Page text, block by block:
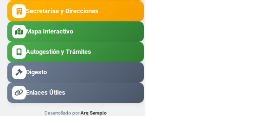
Secretarías y Direcciones
Mapa Interactivo
Autogestión y Trámites
Digesto
Enlaces Útiles
Desarrollado porArq Sempio